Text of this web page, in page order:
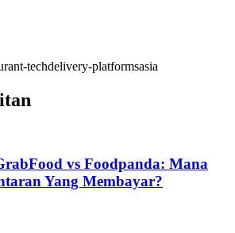
techdelivery-platformsasia
vs Foodpanda: Mana
Yang Membayar?